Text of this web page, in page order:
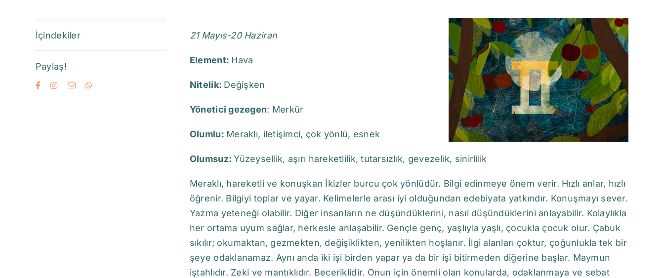
İçindekiler
Paylaş!
21 Mayıs-20 Haziran
Element: Hava
Nitelik: Değişken
Yönetici gezegen: Merkür
Olumlu: Meraklı, iletişimci, çok yönlü, esnek
Olumsuz: Yüzeysellik, aşırı hareketlilik, tutarsızlık, gevezelik, sinirlilik
Meraklı, hareketli ve konuşkan İkizler burcu çok yönlüdür. Bilgi edinmeye önem verir. Hızlı anlar, hızlı
öğrenir. Bilgiyi toplar ve yayar. Kelimelerle arası iyi olduğundan edebiyata yatkındır. Konuşmayı sever.
Yazma yeteneği olabilir. Diğer insanların ne düşündüklerini, nasıl düşündüklerini anlayabilir. Kolaylıkla
her ortama uyum sağlar, herkesle anlaşabilir. Gençle genç, yaşlıyla yaşlı, çocukla çocuk olur. Çabuk
sıkılır; okumaktan, gezmekten, değişiklikten, yenilikten hoşlanır. İlgi alanları çoktur, çoğunlukla tek bir
şeye odaklanamaz. Aynı anda iki işi birden yapar ya da bir işi bitirmeden diğerine başlar. Maymun
iştahlıdır. Zeki ve mantıklıdır. Beceriklidir. Onun için önemli olan konularda, odaklanmaya ve sebat